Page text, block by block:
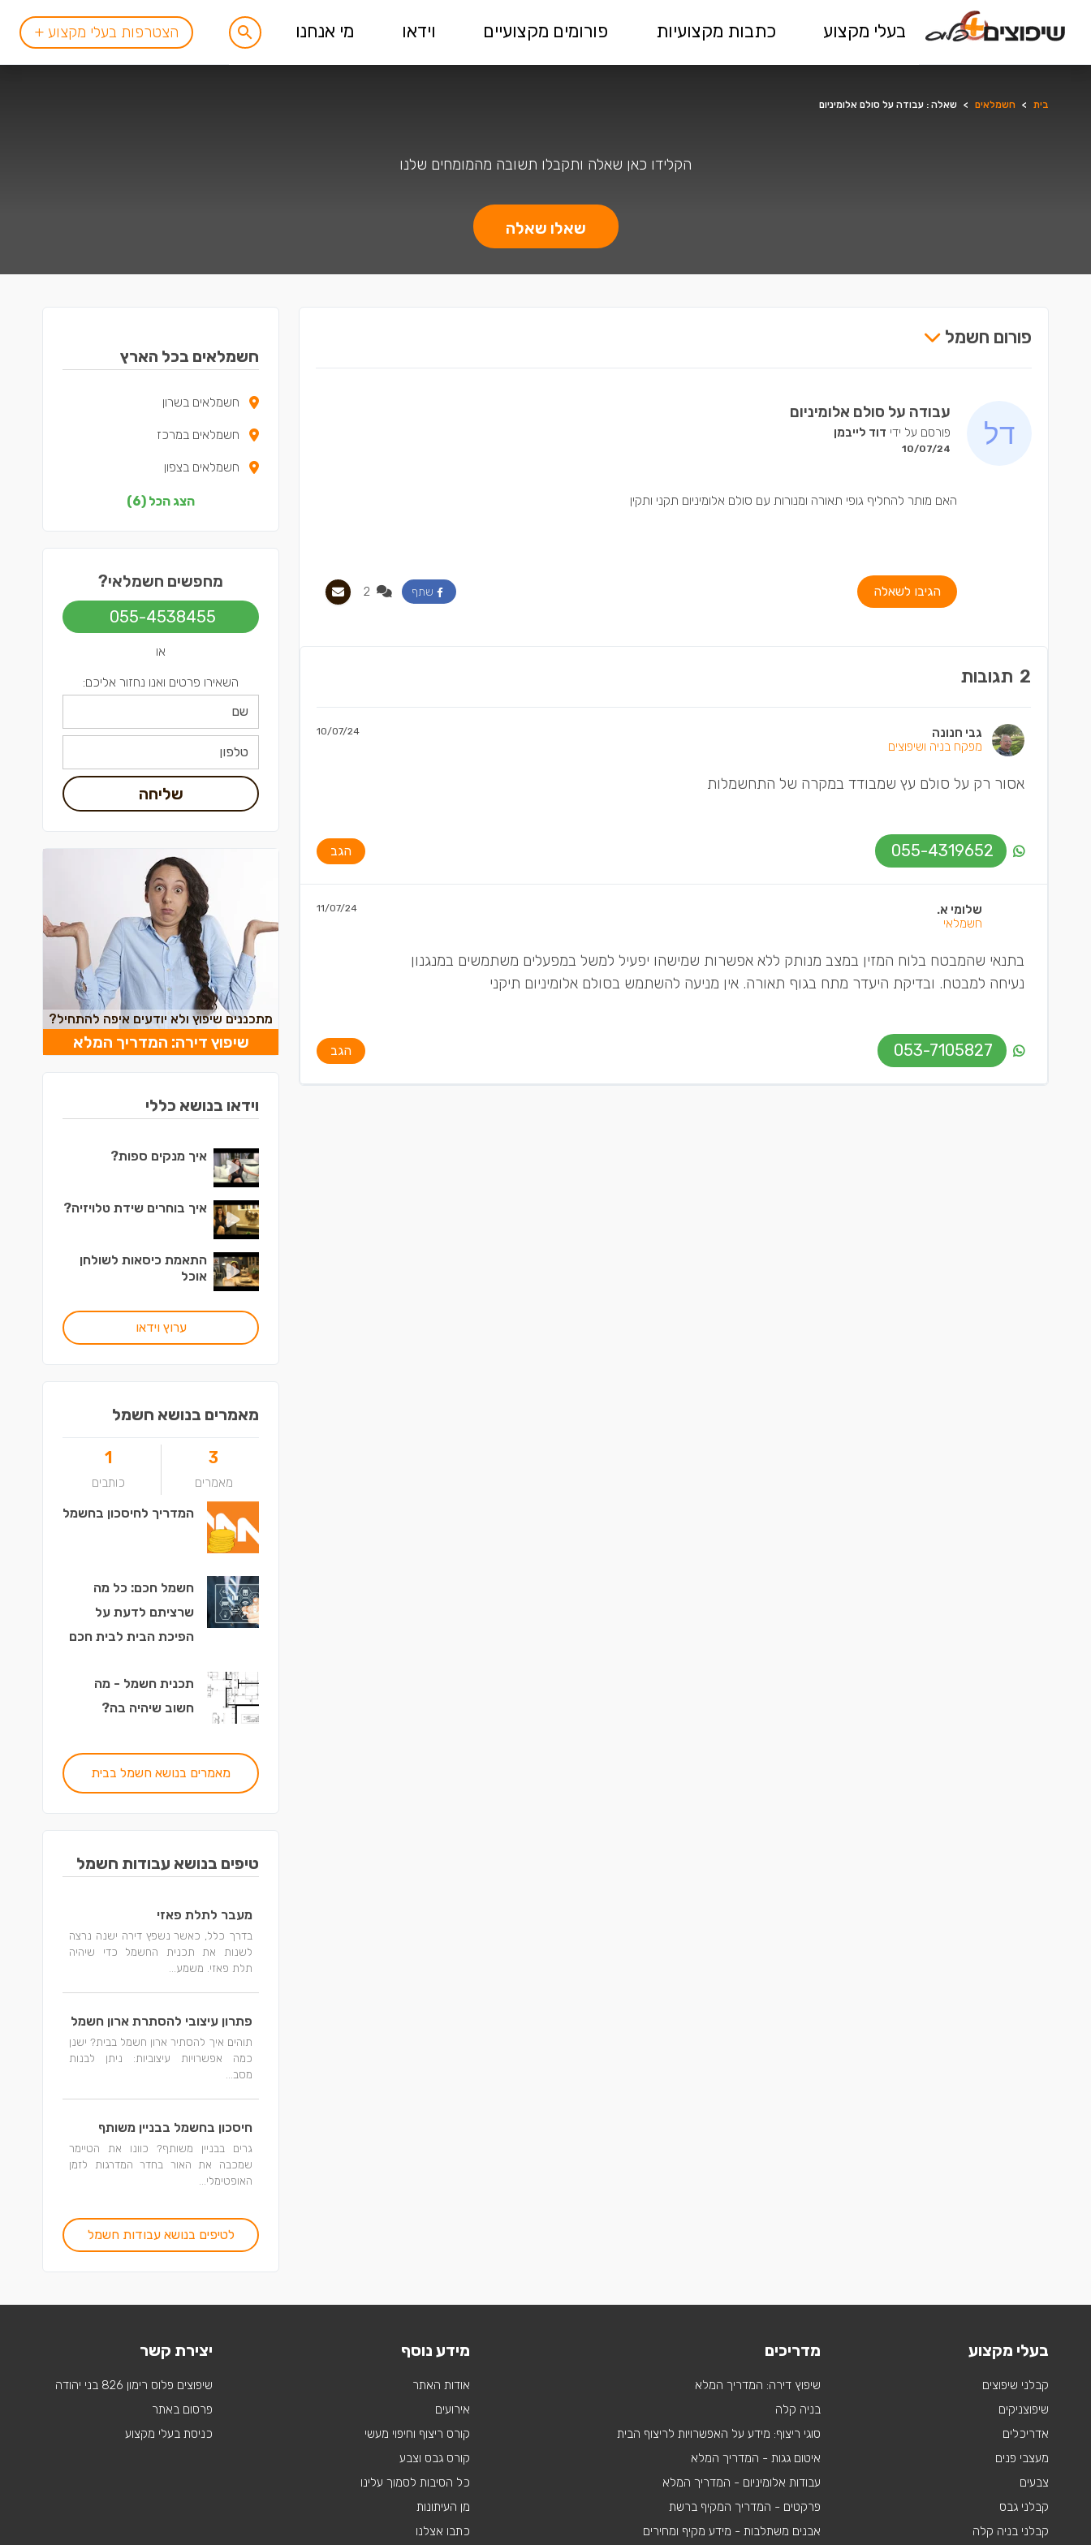
בעלי מקצוע כתבות מקצועיות פורומים מקצועיים וידאו מי אנחנו הצטרפות בעלי מקצוע +
בית > חשמלאים > שאלה : עבודה על סולם אלומיניום
הקלידו כאן שאלה ותקבלו תשובה מהמומחים שלנו
שאלו שאלה
פורום חשמל
עבודה על סולם אלומיניום
פורסם על ידי דוד לייבמן
10/07/24
האם מותר להחליף גופי תאורה ומנורות עם סולם אלומיניום תקני ותקין
הגיבו לשאלה שתף
2 תגובות
גבי חנונה
מפקח בניה ושיפוצים
10/07/24
אסור רק על סולם עץ שמבודד במקרה של התחשמלות
055-4319652 הגב
שלומי א.
חשמלאי
11/07/24
בתנאי שהמבטח בלוח המזין במצב מנותק ללא אפשרות שמישהו יפעיל למשל במפעלים משתמשים במנגנון
נעיחה למבטח. ובדיקת היעדר מתח בגוף תאורה. אין מניעה להשתמש בסולם אלומיניום תיקני
053-7105827 הגב
חשמלאים בכל הארץ
חשמלאים בשרון
חשמלאים במרכז
חשמלאים בצפון
חשמלאים בדרום
חשמלאים בשפלה
הצג הכל (6)
מחפשים חשמלאי?
055-4538455
או
השאירו פרטים ואנו נחזור אליכם:
שליחה
מתכננים שיפוץ ולא יודעים איפה להתחיל?
שיפוץ דירה: המדריך המלא
וידאו בנושא כללי
איך מנקים ספות?
איך בוחרים שידת טלויזיה?
התאמת כיסאות לשולחן
אוכל
ערוץ וידאו
מאמרים בנושא חשמל
3
מאמרים
1
כותבים
המדריך לחיסכון בחשמל
חשמל חכם: כל מה
שרציתם לדעת על
הפיכת הבית לבית חכם
תכנית חשמל - מה
חשוב שיהיה בה?
מאמרים בנושא חשמל בבית
טיפים בנושא עבודות חשמל
מעבר לתלת פאזי
בדרך כלל, כאשר נשפץ דירה ישנה נרצה
לשנות את תכנית החשמל כדי שיהיה
תלת פאזי. משמע...
פתרון עיצובי להסתרת ארון חשמל
תוהים איך להסתיר ארון חשמל בבית? ישנן
כמה אפשרויות עיצוביות: ניתן לבנות
מסב...
חיסכון בחשמל בבניין משותף
גרים בבניין משותף? כוונו את הטיימר
שמכבה את האור בחדר המדרגות לזמן
האופטימלי...
לטיפים בנושא עבודות חשמל
בעלי מקצוע
קבלני שיפוצים
שיפוצניקים
אדריכלים
מעצבי פנים
צבעים
קבלני גבס
קבלני בניה קלה
מדריכים
שיפוץ דירה: המדריך המלא
בניה קלה
סוגי ריצוף: מידע על האפשרויות לריצוף הבית
איטום גגות - המדריך המלא
עבודות אלומיניום - המדריך המלא
פרקטים - המדריך המקיף ברשת
אבנים משתלבות - מידע מקיף ומחירים
מידע נוסף
אודות האתר
אירועים
קורס ריצוף וחיפוי מעשי
קורס גבס וצבע
כל הסיבות לסמוך עלינו
מן העיתונות
כתבו אצלנו
יצירת קשר
שיפוצים פלוס רימון 826 בני יהודה
פרסום באתר
כניסת בעלי מקצוע